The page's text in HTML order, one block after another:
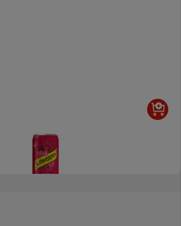
Berry Lata 0.25l (sdr)